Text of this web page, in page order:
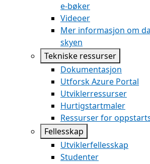
e-bøker
Videoer
Mer informasjon om
skyen
Tekniske ressurser
Dokumentasjon
Utforsk Azure Portal
Utviklerressurser
Hurtigstartmaler
Ressurser for
Fellesskap
Utviklerfellesskap
Studenter